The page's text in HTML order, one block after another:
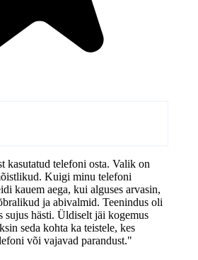
kasutatud telefoni osta. Valik on
Kuigi minu telefoni
kauem aega, kui alguses arvasin,
ja abivalmid. Teenindus oli
sujus hästi. Üldiselt jäi kogemus
seda kohta ka teistele, kes
või vajavad parandust."